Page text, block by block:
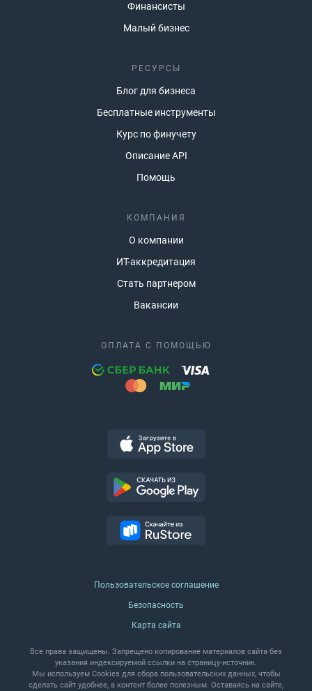
Финансисты
Малый бизнес
РЕСУРСЫ
Блог для бизнеса
Бесплатные инструменты
Курс по финучету
Описание API
Помощь
КОМПАНИЯ
О компании
ИТ-аккредитация
Стать партнером
Вакансии
ОПЛАТА С ПОМОЩЬЮ
Пользовательское соглашение
Безопасность
Карта сайта
Все права защищены. Запрещено копирование материалов сайта без
указания индексируемой ссылки на страницу‑источник.
Мы используем Cookies для сбора пользовательских данных, чтобы
сделать сайт удобнее, а контент более полезным. Оставаясь на сайте,